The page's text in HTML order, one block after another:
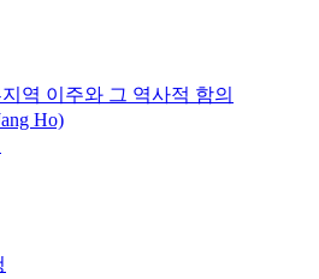
역 이주와 그 역사적 함의
Ho)